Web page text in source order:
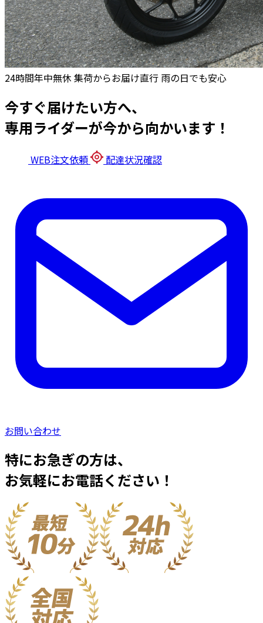
24時間年中無休 集荷からお届け直行 雨の日でも安心
今すぐ届けたい方へ、
専用ライダーが今から向かいます！
WEB注文依頼 配達状況確認
お問い合わせ
特にお急ぎの方は、
お気軽にお電話ください！